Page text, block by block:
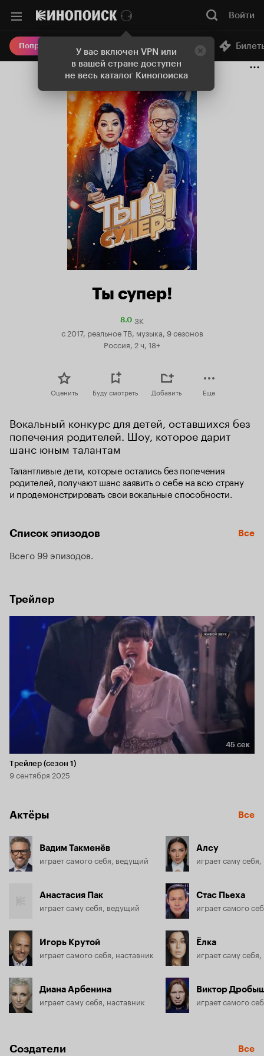
У вас включен VPN или
в вашей стране доступен
не весь каталог Кинопоиска
Войти
Попробовать Плюс Онлайн-кинотеатр
Ты супер!
8.0Рейтинг
Кинопоиска
8.0
3K
с 2017, реальное ТВ, музыка, 9 сезонов
Россия, 2 ч, 18+
Оценить Буду смотреть Добавить Еще
Вокальный конкурс для детей, оставшихся без
попечения родителей. Шоу, которое дарит
шанс юным талантам
Талантливые дети, которые остались без попечения
родителей, получают шанс заявить о себе на всю страну
и продемонстрировать свои вокальные способности.
Список эпизодов Все
Всего 99 эпизодов
Трейлер
Длительность 45 сек
45 сек
Трейлер (сезон 1)
9 сентября 2025
Актёры Все
Вадим Такменёв
играет самого себя, ведущий
Анастасия Пак
играет саму себя, ведущий
Игорь Крутой
играет самого себя, наставник
Диана Арбенина
играет саму себя, наставник
Алсу
играет саму
Стас Пьеха
играет самого
Ёлка
играет саму
Виктор
играет самого
Создатели Все